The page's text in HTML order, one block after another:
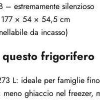
– estremamente silenzioso
177 × 54 × 54,5 cm
da incasso)
questo frigorifero
L: ideale per famiglie
meno ghiaccio nel freezer,